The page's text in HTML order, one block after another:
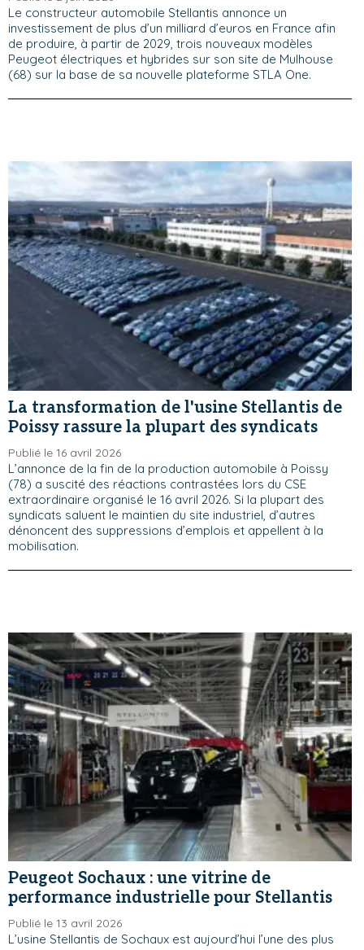
Le constructeur automobile Stellantis annonce un
investissement de plus d’un milliard d’euros en France afin
de produire, à partir de 2029, trois nouveaux modèles
Peugeot électriques et hybrides sur son site de Mulhouse
(68) sur la base de sa nouvelle plateforme STLA One.
La transformation de l'usine Stellantis de
Poissy rassure la plupart des syndicats
Publié le 16 avril 2026
L’annonce de la fin de la production automobile à Poissy
(78) a suscité des réactions contrastées lors du CSE
extraordinaire organisé le 16 avril 2026. Si la plupart des
syndicats saluent le maintien du site industriel, d’autres
dénoncent des suppressions d’emplois et appellent à la
mobilisation.
Peugeot Sochaux : une vitrine de
performance industrielle pour Stellantis
Publié le 13 avril 2026
L’usine Stellantis de Sochaux est aujourd’hui l’une des plus